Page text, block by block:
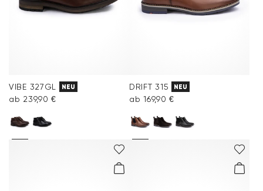
VIBE 327GL NEU
ab 239,90 €
DRIFT 315 NEU
ab 169,90 €